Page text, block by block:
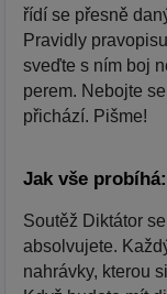
řídí se přesně
Pravidly
sveďte s ním boj
perem. Nebojte
přichází. Pišme!
Jak vše probíhá:
Soutěž Diktátor
absolvujete.
nahrávky, kterou